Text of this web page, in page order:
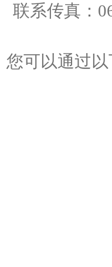
联系传真：
您可以通过